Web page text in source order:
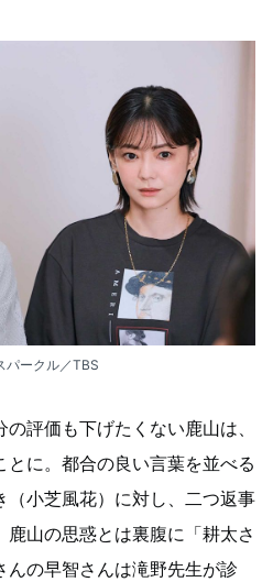
パークル／TBS
評価も下げたくない鹿山は、
に。都合の良い言葉を並べる
（小芝風花）に対し、二つ返事
山の思惑とは裏腹に「耕太さ
んの早智さんは滝野先生が診